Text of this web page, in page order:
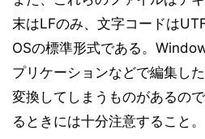
末はLFのみ、文字コードは
OSの標準形式である。
プリケーションなどで編集し
変換してしまうものがあるの
るときには十分注意すること。